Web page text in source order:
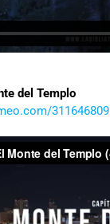
del Templo
311646809